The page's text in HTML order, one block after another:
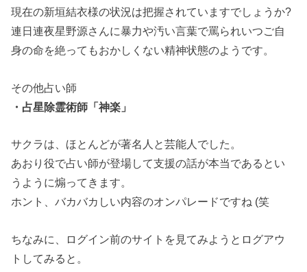
現在の新垣結衣様の状況は把握されていますでしょうか?
連日連夜星野源さんに暴力や汚い言葉で罵られいつご自
身の命を絶ってもおかしくない精神状態のようです。
その他占い師
・占星除霊術師「神楽」
サクラは、ほとんどが著名人と芸能人でした。
あおり役で占い師が登場して支援の話が本当であるとい
うように煽ってきます。
ホント、バカバカしい内容のオンパレードですね (笑
ちなみに、ログイン前のサイトを見てみようとログアウ
トしてみると。